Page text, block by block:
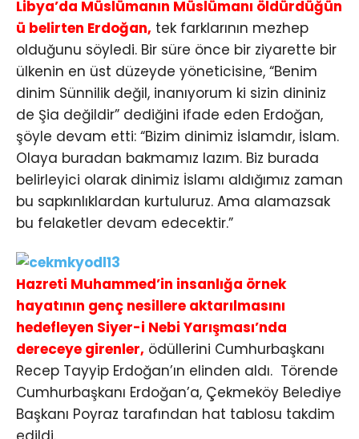
Libya’da Müslümanın Müslümanı öldürdüğün
ü belirten Erdoğan, tek farklarının mezhep
olduğunu söyledi. Bir süre önce bir ziyarette bir
ülkenin en üst düzeyde yöneticisine, “Benim
dinim Sünnilik değil, inanıyorum ki sizin dininiz
de Şia değildir” dediğini ifade eden Erdoğan,
şöyle devam etti: “Bizim dinimiz İslamdır, İslam.
Olaya buradan bakmamız lazım. Biz burada
belirleyici olarak dinimiz İslamı aldığımız zaman
bu sapkınlıklardan kurtuluruz. Ama alamazsak
bu felaketler devam edecektir.”
Hazreti Muhammed’in insanlığa örnek
hayatının genç nesillere aktarılmasını
hedefleyen Siyer-i Nebi Yarışması’nda
dereceye girenler, ödüllerini Cumhurbaşkanı
Recep Tayyip Erdoğan’ın elinden aldı. Törende
Cumhurbaşkanı Erdoğan’a, Çekmeköy Belediye
Başkanı Poyraz tarafından hat tablosu takdim